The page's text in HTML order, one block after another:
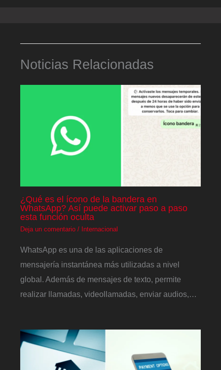
Noticias Relacionadas
¿Qué es el ícono de la bandera en
WhatsApp? Así puede activar paso a paso
esta función oculta
Deja un comentario / Internacional
WhatsApp es una de las aplicaciones de
mensajería instantánea más utilizadas a nivel
global. Además de mensajes de texto, permite
realizar llamadas, videollamadas, enviar audios,…